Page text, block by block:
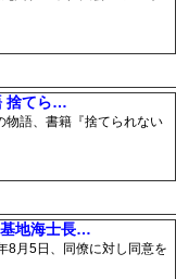
捨てら…
語、書籍『捨てられない
基地海士長…
月5日、同僚に対し同意を